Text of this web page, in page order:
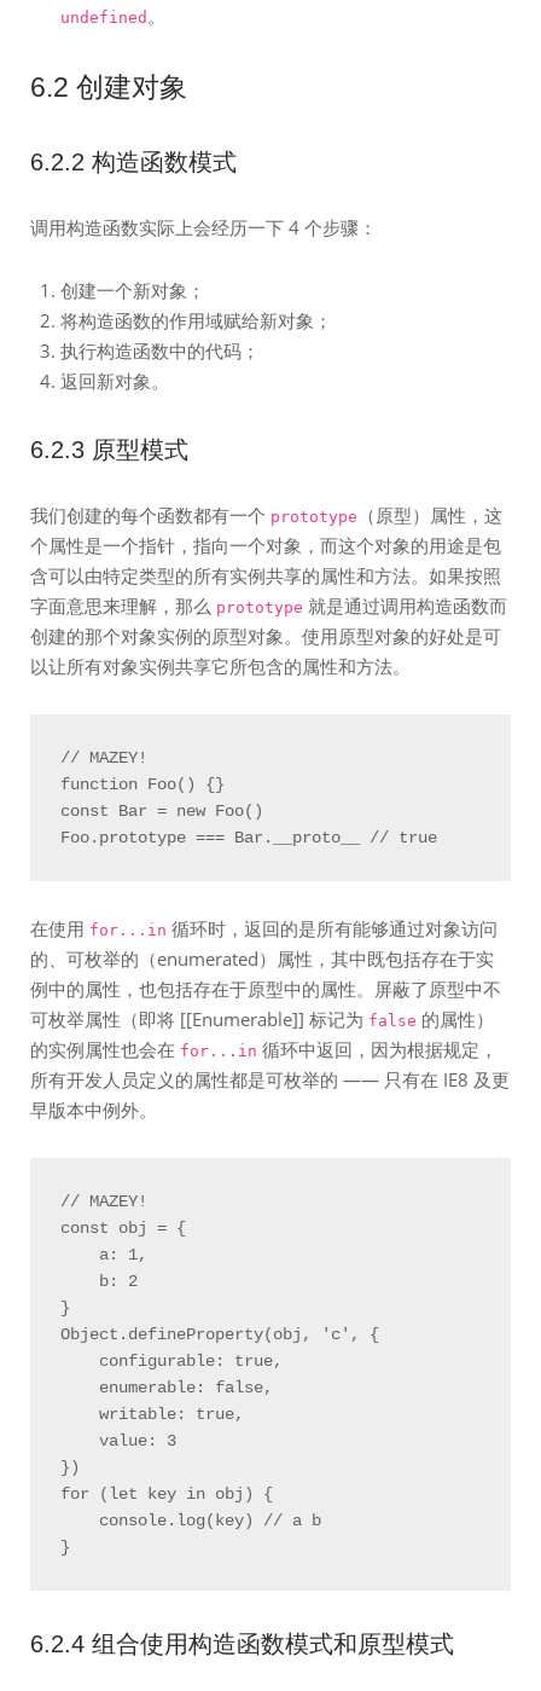
undefined 。
6.2 创建对象
6.2.2 构造函数模式
调用构造函数实际上会经历一下 4 个步骤：
创建一个新对象；
将构造函数的作用域赋给新对象；
执行构造函数中的代码；
返回新对象。
6.2.3 原型模式
我们创建的每个函数都有一个 prototype
（原型）属性，这
个属性是一个指针，指向一个对象，而这个对象的用途是包
含可以由特定类型的所有实例共享的属性和方法。如果按照
字面意思来理解，那么 prototype 就是通过调用构造函数而
创建的那个对象实例的原型对象。使用原型对象的好处是可
以让所有对象实例共享它所包含的属性和方法。
// MAZEY!
function Foo() {}
const Bar = new Foo()
在使用 for...in 循环时，返回的是所有能够通过对象访问
的、可枚举的（enumerated）属性，其中既包括存在于实
例中的属性，也包括存在于原型中的属性。屏蔽了原型中不
可枚举属性（即将 [[Enumerable]] 标记为 false 的属性）
的实例属性也会在 for...in 循环中返回，因为根据规定，
所有开发人员定义的属性都是可枚举的 —— 只有在 IE8 及更
早版本中例外。
// MAZEY!
const obj = {
}
Object.defineProperty(obj, 'c', {
})
for (let key in obj) {
6.2.4 组合使用构造函数模式和原型模式